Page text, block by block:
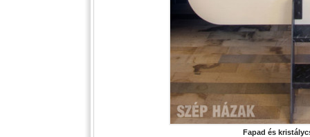
Fapad és